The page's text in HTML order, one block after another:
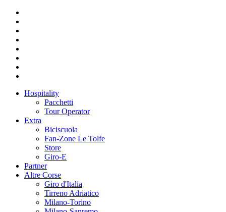
Hospitality
Pacchetti
Tour Operator
Extra
Biciscuola
Fan-Zone Le Tolfe
Store
Giro-E
Partner
Altre Corse
Giro d'Italia
Tirreno Adriatico
Milano-Torino